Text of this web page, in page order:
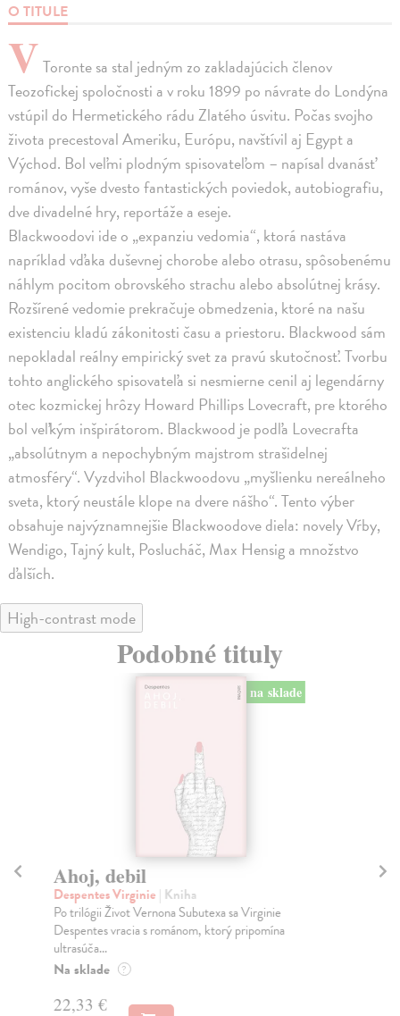
O TITULE
VToronte sa stal jedným zo zakladajúcich členov
Teozofickej spoločnosti a v roku 1899 po návrate do Londýna
vstúpil do Hermetického rádu Zlatého úsvitu. Počas svojho
života precestoval Ameriku, Európu, navštívil aj Egypt a
Východ. Bol veľmi plodným spisovateľom – napísal dvanásť
románov, vyše dvesto fantastických poviedok, autobiografiu,
dve divadelné hry, reportáže a eseje.
Blackwoodovi ide o „expanziu vedomia“, ktorá nastáva
napríklad vďaka duševnej chorobe alebo otrasu, spôsobenému
náhlym pocitom obrovského strachu alebo absolútnej krásy.
Rozšírené vedomie prekračuje obmedzenia, ktoré na našu
existenciu kladú zákonitosti času a priestoru. Blackwood sám
nepokladal reálny empirický svet za pravú skutočnosť. Tvorbu
tohto anglického spisovateľa si nesmierne cenil aj legendárny
otec kozmickej hrôzy Howard Phillips Lovecraft, pre ktorého
bol veľkým inšpirátorom. Blackwood je podľa Lovecrafta
„absolútnym a nepochybným majstrom strašidelnej
atmosféry“. Vyzdvihol Blackwoodovu „myšlienku nereálneho
sveta, ktorý neustále klope na dvere nášho“. Tento výber
obsahuje najvýznamnejšie Blackwoodove diela: novely Vŕby,
Wendigo, Tajný kult, Poslucháč, Max Hensig a množstvo
ďalších.
High-contrast mode
Podobné tituly
na sklade
Ahoj, debil
Despentes Virginie | Kniha
Po trilógii Život Vernona Subutexa sa Virginie
Despentes vracia s románom, ktorý pripomína
ultrasúča...
Na sklade ?
22,33 €